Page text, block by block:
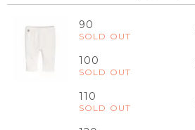
90
SOLD OUT
100
SOLD OUT
110
SOLD OUT